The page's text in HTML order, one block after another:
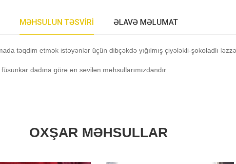
MƏHSULUN TƏSVIRI ƏLAVƏ MƏLUMAT
təqdim etmək istəyənlər üçün dibçəkdə yığılmış çiyələkli-şokoladlı
dadına görə ən sevilən məhsullarımızdandır.
OXŞAR MƏHSULLAR